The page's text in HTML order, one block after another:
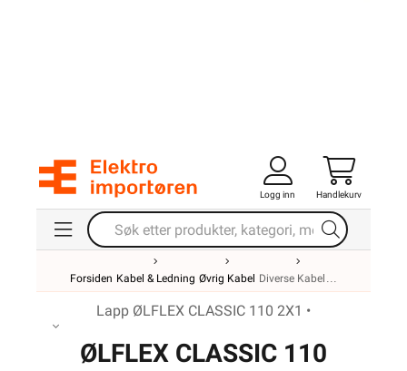
Logg inn Handlekurv
Forsiden Kabel & Ledning Øvrig Kabel Diverse Kabel
Lapp ØLFLEX CLASSIC 110 2X1 •
ØLFLEX CLASSIC 110